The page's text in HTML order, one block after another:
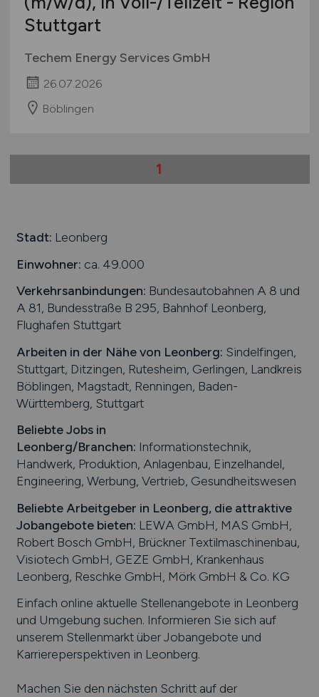
Stuttgart
Techem Energy Services GmbH
26.07.2026
Böblingen
1
Stadt: Leonberg
Einwohner: ca. 49.000
Verkehrsanbindungen: Bundesautobahnen A 8 und
A 81, Bundesstraße B 295, Bahnhof Leonberg,
Flughafen Stuttgart
Arbeiten in der Nähe von Leonberg: Sindelfingen,
Stuttgart, Ditzingen, Rutesheim, Gerlingen, Landkreis
Böblingen, Magstadt, Renningen, Baden-
Württemberg, Stuttgart
Beliebte Jobs in
Leonberg/Branchen: Informationstechnik,
Handwerk, Produktion, Anlagenbau, Einzelhandel,
Engineering, Werbung, Vertrieb, Gesundheitswesen
Beliebte Arbeitgeber in Leonberg, die attraktive
Jobangebote bieten: LEWA GmbH, MAS GmbH,
Robert Bosch GmbH, Brückner Textilmaschinenbau,
Visiotech GmbH, GEZE GmbH, Krankenhaus
Leonberg, Reschke GmbH, Mörk GmbH & Co. KG
Einfach online aktuelle Stellenangebote in Leonberg
und Umgebung suchen. Informieren Sie sich auf
unserem Stellenmarkt über Jobangebote und
Karriereperspektiven in Leonberg.
Machen Sie den nächsten Schritt auf der